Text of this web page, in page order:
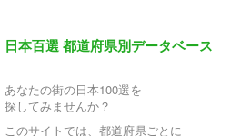
日本百選 都道府県別データベース
あなたの街の日本100選を
探してみませんか？
このサイトでは、都道府県ごとに